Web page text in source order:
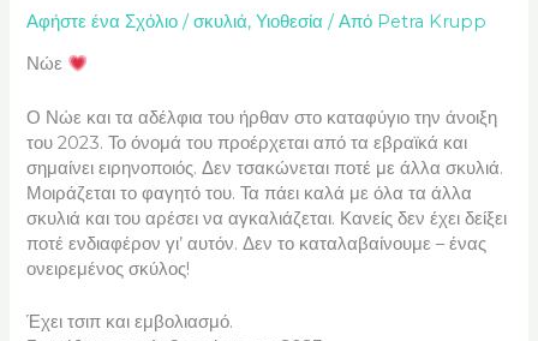
Αφήστε ένα Σχόλιο /σκυλιά,Υιοθεσία / Από Petra Krupp
Νώε
Ο Νώε και τα αδέλφια του ήρθαν στο καταφύγιο την άνοιξη
του 2023. Το όνομά του προέρχεται από τα εβραϊκά και
σημαίνει ειρηνοποιός. Δεν τσακώνεται ποτέ με άλλα σκυλιά.
Μοιράζεται το φαγητό του. Τα πάει καλά με όλα τα άλλα
σκυλιά και του αρέσει να αγκαλιάζεται. Κανείς δεν έχει δείξει
ποτέ ενδιαφέρον γι’ αυτόν. Δεν το καταλαβαίνουμε – ένας
ονειρεμένος σκύλος!
Έχει τσιπ και εμβολιασμό.